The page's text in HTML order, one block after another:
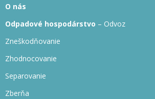
O nás
Odpadové hospodárstvo – Odvoz
Zneškodňovanie
Zhodnocovanie
Separovanie
Zberňa